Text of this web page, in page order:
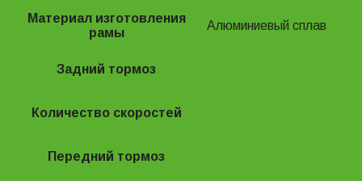
Материал изготовления
рамы
Алюминиевый сплав
Задний тормоз
Количество скоростей
Передний тормоз